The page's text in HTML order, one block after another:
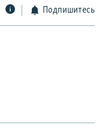
Подпишитесь